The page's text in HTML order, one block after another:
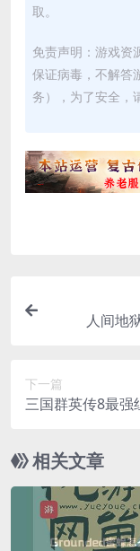
取。
免责声明：游戏资
保证病毒，不解答
务），为了安全，
人间地
下一篇
相关文章